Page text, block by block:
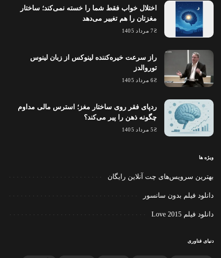
اختلال خواب فقط شما را خسته نمی‌کند؛ ساختار
مغزتان را هم تغییر می‌دهد
7 مرداد 1405
راز سرعت خیره‌کننده لینوکس از زبان لینوس
توروالدز
6 مرداد 1405
ردپای فقر روی ساختار مغز؛ استرس مالی مداوم
چگونه ذهن را پیر می‌کند؟
5 مرداد 1405
ویژه ها
بهترین سرویس‌های چت آنلاین رایگان
دانلود فیلم بدون سانسور
دانلود فیلم Love 2015
دنیای فناوری